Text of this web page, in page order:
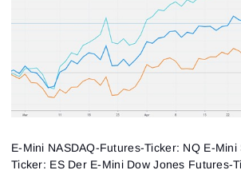
E-Mini NASDAQ-Futures-Ticker: NQ E-Mini
Ticker: ES Der E-Mini Dow Jones Futures-